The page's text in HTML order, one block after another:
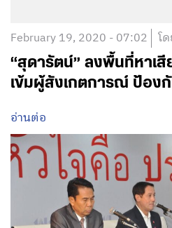
February 19, 2020 - 07:02 โ
“สุดารัตน์” ลงพื้นที่หาเ
เข้มผู้สังเกตการณ์ ป้อง
อ่านต่อ